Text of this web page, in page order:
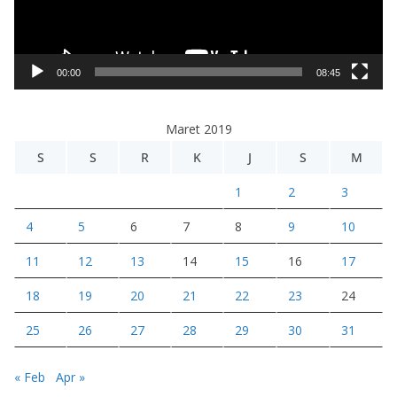
d
00:00 08:45
Maret 2019
S
S R K J S M
1 2 3
4 5 6 7 8 9 10
11 12 13 14 15 16 17
18 19 20 21 22 23 24
25 26 27 28 29 30 31
« Feb Apr »